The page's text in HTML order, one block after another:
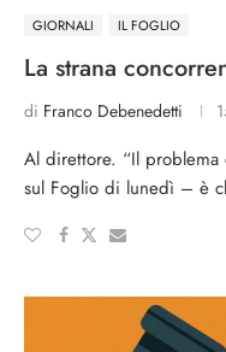
GIORNALI IL FOGLIO
La strana
di Franco Debenedetti
Al direttore. “Il
sul Foglio di lunedì – è